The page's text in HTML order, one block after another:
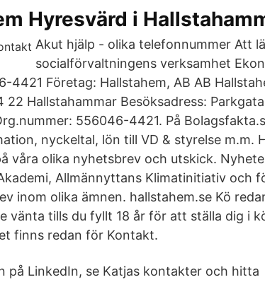
Hyresvärd i
Akut hjälp - olika telefonnummer Att
socialförvaltningens verksamhet
4421 Företag: Hallstahem, AB AB
22 Hallstahammar Besöksadress:
556046-4421. På
nyckeltal, lön till VD & styrelse m.m.
våra olika nyhetsbrev och utskick.
Allmännyttans Klimatinitiativ och
inom olika ämnen. hallstahem.se Kö
vänta tills du fyllt 18 år för att ställa dig i
finns redan för Kontakt.
på LinkedIn, se Katjas kontakter och